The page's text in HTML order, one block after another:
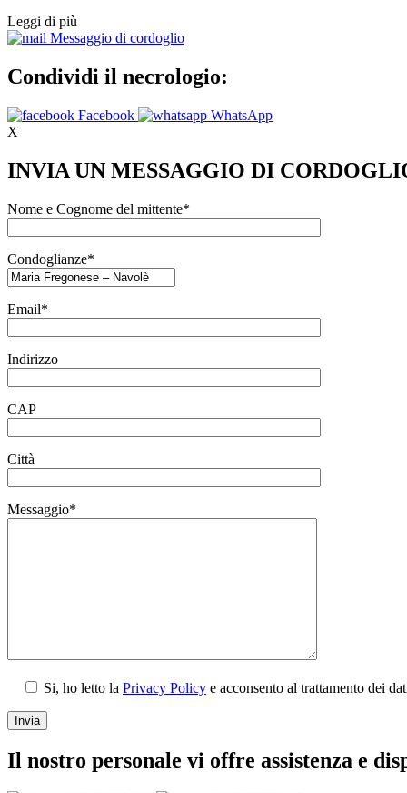
Leggi di più
Messaggio di cordoglio
Condividi il necrologio:
Facebook
WhatsApp
X
INVIA UN MESSAGGIO DI
Nome e Cognome del mittente*
Condoglianze*
Email*
Indirizzo
CAP
Città
Messaggio*
Si, ho letto la Privacy Policy e acconsento al trattamento dei
Il nostro personale vi offre assistenza e